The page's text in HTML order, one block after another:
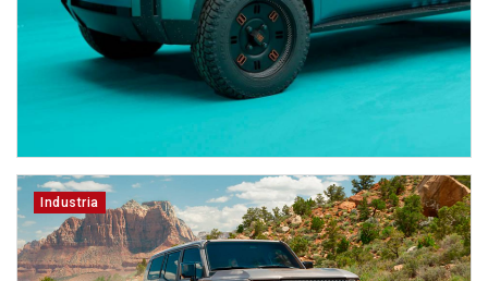
Industria